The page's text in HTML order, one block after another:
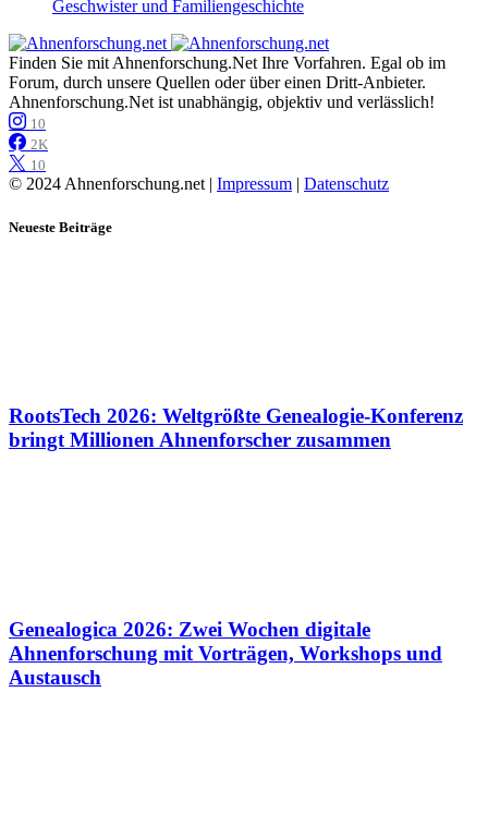
Geschwister und Familiengeschichte
Finden Sie mit Ahnenforschung.Net Ihre Vorfahren. Egal ob im
Forum, durch unsere Quellen oder über einen Dritt-Anbieter.
Ahnenforschung.Net ist unabhängig, objektiv und verlässlich!
10
2K
10
© 2024 Ahnenforschung.net | Impressum | Datenschutz
Neueste Beiträge
RootsTech 2026: Weltgrößte Genealogie-Konferenz
bringt Millionen Ahnenforscher zusammen
Genealogica 2026: Zwei Wochen digitale
Ahnenforschung mit Vorträgen, Workshops und
Austausch